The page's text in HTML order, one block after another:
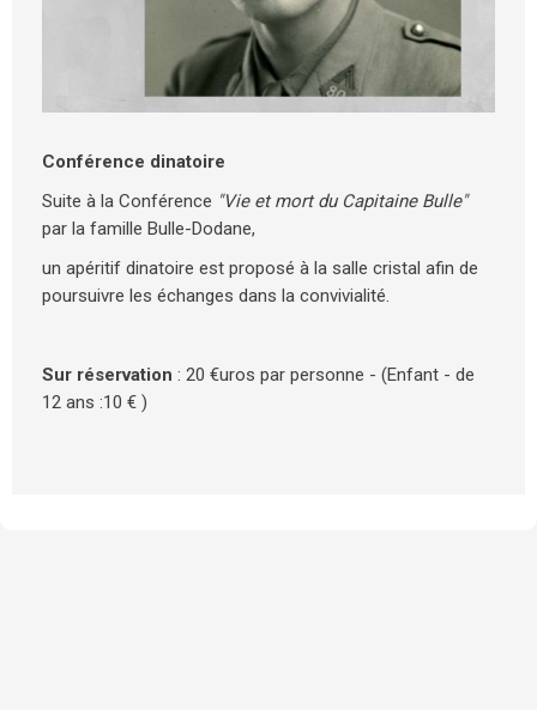
Conférence dinatoire
Suite à la Conférence "Vie et mort du Capitaine Bulle"
par la famille Bulle-Dodane,
un apéritif dinatoire est proposé à la salle cristal afin de
poursuivre les échanges dans la convivialité.
Sur réservation : 20 €uros par personne - (Enfant - de
12 ans :10 € )